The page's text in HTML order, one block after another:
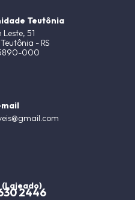
Teutônia
Leste, 51
- RS
000
(Lajeado)
2446